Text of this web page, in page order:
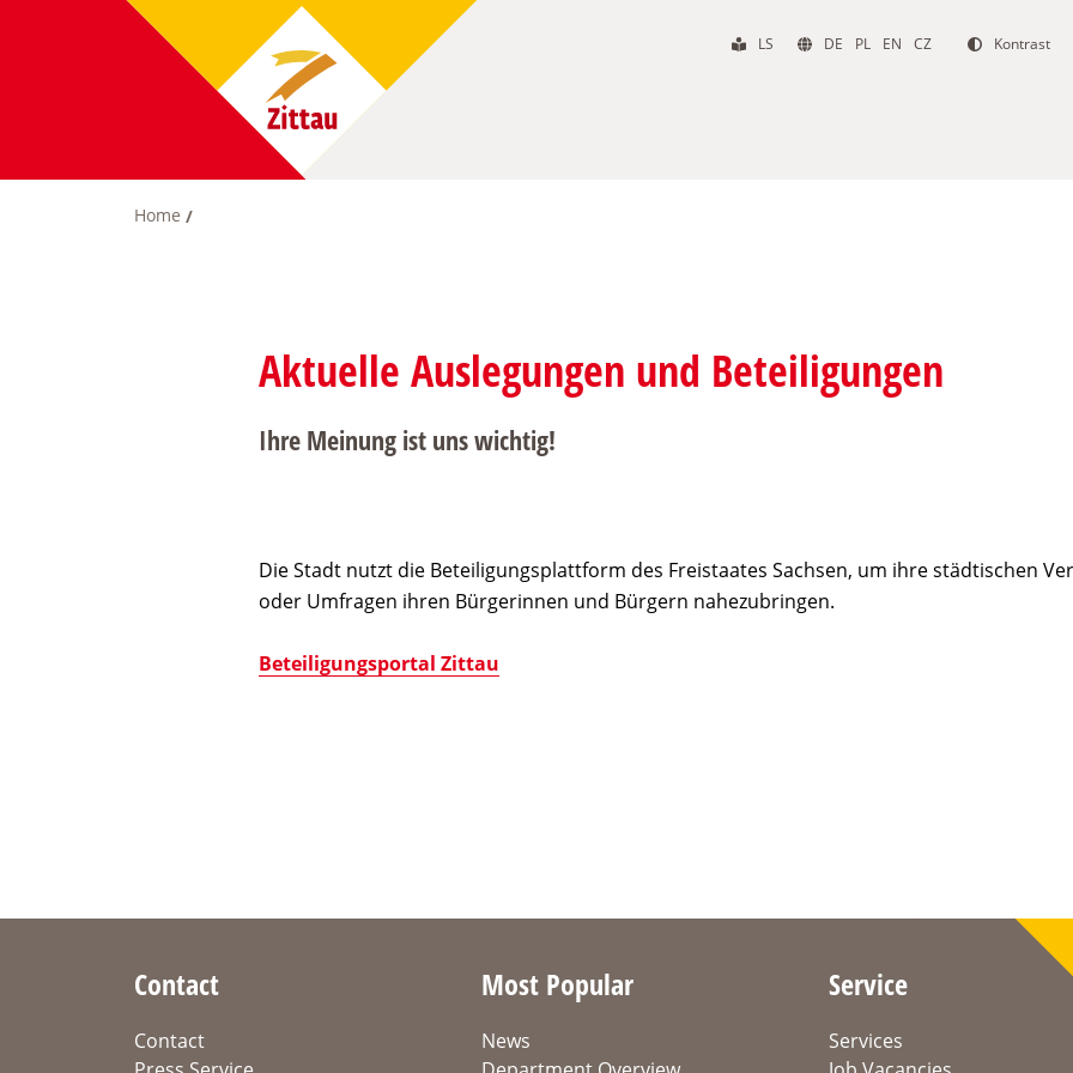
LS DE PL EN CZ Kontrast
Home
Aktuelle Auslegungen und Beteiligungen
Ihre Meinung ist uns wichtig!
Die Stadt nutzt die Beteiligungsplattform des Freistaates Sachsen, um ihre städtischen
oder Umfragen ihren Bürgerinnen und Bürgern nahezubringen.
Beteiligungsportal Zittau
Contact
Contact
Most Popular
News
Service
Services